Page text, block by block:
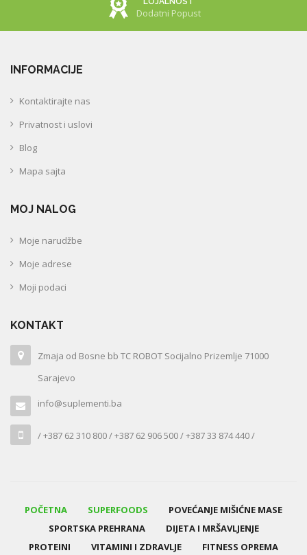
Dodatni Popust
INFORMACIJE
Kontaktirajte nas
Privatnost i uslovi
Blog
Mapa sajta
MOJ NALOG
Moje narudžbe
Moje adrese
Moji podaci
KONTAKT
Zmaja od Bosne bb TC ROBOT Socijalno Prizemlje 71000
Sarajevo
info@suplementi.ba
/ +387 62 310 800 / +387 62 906 500 / +387 33 874 440 /
POČETNA SUPERFOODS
POVEĆANJE MIŠIĆNE MASE
SPORTSKA PREHRANA
DIJETA I MRŠAVLJENJE
PROTEINI
VITAMINI I ZDRAVLJE FITNESS OPREMA